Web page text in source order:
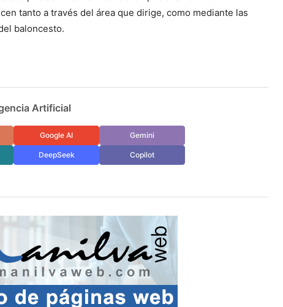
tanto a través del área que dirige, como mediante las
baloncesto.
Artificial
Google AI Gemini
DeepSeek Copilot